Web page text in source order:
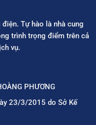
Tự hào là nhà cung
trình trọng điểm trên cả
vụ.
PHƯƠNG
23/3/2015 do Sở Kế